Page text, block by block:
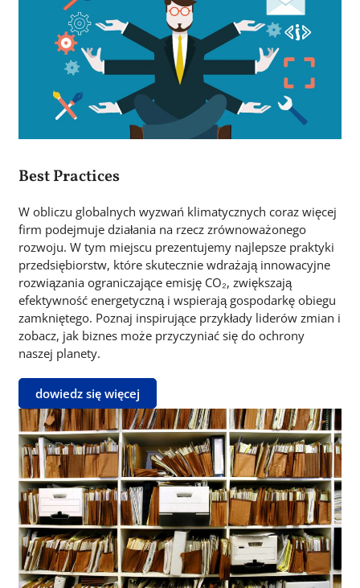
Best Practices
W obliczu globalnych wyzwań klimatycznych coraz więcej
firm podejmuje działania na rzecz zrównoważonego
rozwoju. W tym miejscu prezentujemy najlepsze praktyki
przedsiębiorstw, które skutecznie wdrażają innowacyjne
rozwiązania ograniczające emisję CO₂, zwiększają
efektywność energetyczną i wspierają gospodarkę obiegu
zamkniętego. Poznaj inspirujące przykłady liderów zmian i
zobacz, jak biznes może przyczyniać się do ochrony
naszej planety.
dowiedz się więcej
Obraz